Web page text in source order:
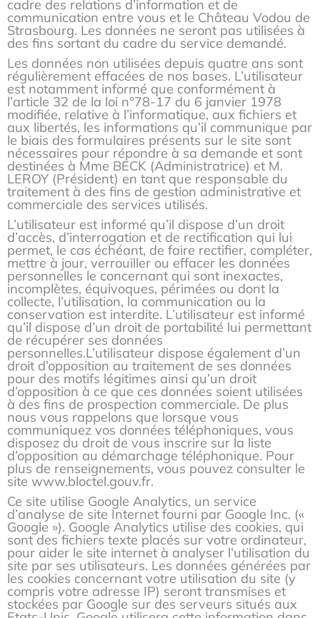
cadre des relations d’information et de
communication entre vous et le Château Vodou de
Strasbourg. Les données ne seront pas utilisées à
des fins sortant du cadre du service demandé.
Les données non utilisées depuis quatre ans sont
régulièrement effacées de nos bases. L’utilisateur
est notamment informé que conformément à
l’article 32 de la loi n°78-17 du 6 janvier 1978
modifiée, relative à l’informatique, aux fichiers et
aux libertés, les informations qu’il communique par
le biais des formulaires présents sur le site sont
nécessaires pour répondre à sa demande et sont
destinées à Mme BECK (Administratrice) et M.
LEROY (Président) en tant que responsable du
traitement à des fins de gestion administrative et
commerciale des services utilisés.
L’utilisateur est informé qu’il dispose d’un droit
d’accès, d’interrogation et de rectification qui lui
permet, le cas échéant, de faire rectifier, compléter,
mettre à jour, verrouiller ou effacer les données
personnelles le concernant qui sont inexactes,
incomplètes, équivoques, périmées ou dont la
collecte, l’utilisation, la communication ou la
conservation est interdite. L’utilisateur est informé
qu’il dispose d’un droit de portabilité lui permettant
de récupérer ses données
personnelles.L’utilisateur dispose également d’un
droit d’opposition au traitement de ses données
pour des motifs légitimes ainsi qu’un droit
d’opposition à ce que ces données soient utilisées
à des fins de prospection commerciale. De plus
nous vous rappelons que lorsque vous
communiquez vos données téléphoniques, vous
disposez du droit de vous inscrire sur la liste
d’opposition au démarchage téléphonique. Pour
plus de renseignements, vous pouvez consulter le
site www.bloctel.gouv.fr.
Ce site utilise Google Analytics, un service
d’analyse de site Internet fourni par Google Inc. («
Google »). Google Analytics utilise des cookies, qui
sont des fichiers texte placés sur votre ordinateur,
pour aider le site internet à analyser l’utilisation du
site par ses utilisateurs. Les données générées par
les cookies concernant votre utilisation du site (y
compris votre adresse IP) seront transmises et
stockées par Google sur des serveurs situés aux